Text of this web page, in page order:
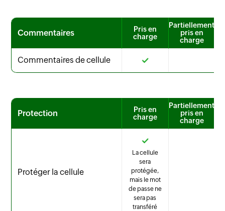
Commentaires
Pris en
charge
Partiellement
pris en
charge
Commentaires de cellule
Protection
Pris en
charge
Partiellement
pris en
charge
Protéger la cellule
La cellule
sera
protégée,
mais le mot
de passe ne
sera pas
transféré